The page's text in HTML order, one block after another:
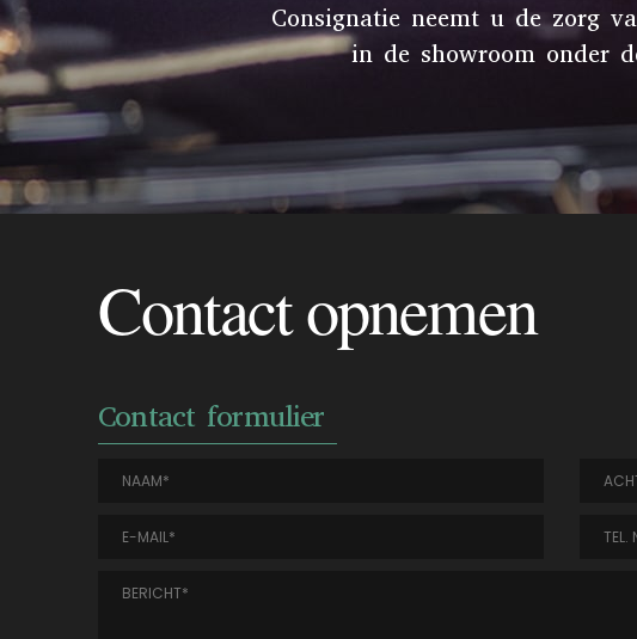
Consignatie neemt u de zorg
in de showroom onder
Contact opnemen
Contact formulier